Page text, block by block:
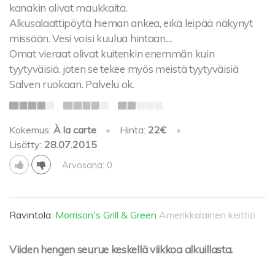
kanakin olivat maukkaita.
Alkusalaattipöytä hieman ankea, eikä leipää näkynyt
missään. Vesi voisi kuulua hintaan....
Omat vieraat olivat kuitenkin enemmän kuin
tyytyväisiä, joten se tekee myös meistä tyytyväisiä
Salven ruokaan. Palvelu ok.
Kokemus: À la carte • Hinta: 22€
•
Lisätty: 28.07.2015
Arvosana: 0
Ravintola: Morrison's Grill & Green Amerikkalainen keittiö
Viiden hengen seurue keskellä viikkoa alkuillasta.